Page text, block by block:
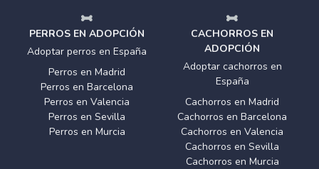
PERROS EN ADOPCIÓN
Adoptar perros en España
Perros en Madrid
Perros en Barcelona
Perros en Valencia
Perros en Sevilla
Perros en Murcia
CACHORROS EN
ADOPCIÓN
Adoptar cachorros en
España
Cachorros en Madrid
Cachorros en Barcelona
Cachorros en Valencia
Cachorros en Sevilla
Cachorros en Murcia